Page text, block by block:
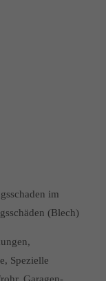
im
(Blech)
Spezielle